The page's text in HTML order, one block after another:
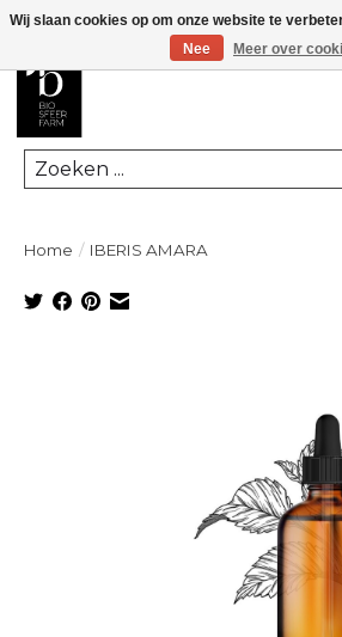
Zoeken
Home / IBERIS AMARA
Wij slaan cookies op om onze website te
Nee
Meer over